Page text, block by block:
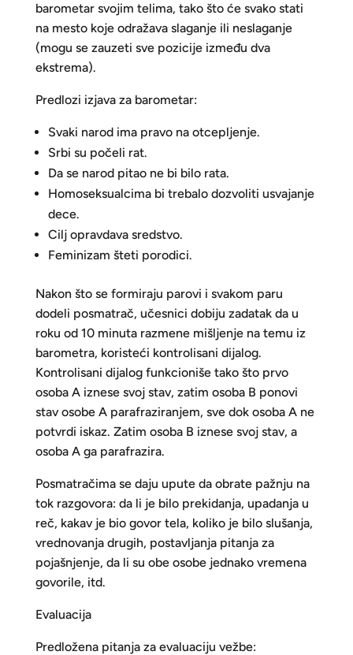
barometar svojim telima, tako što će svako stati
na mesto koje odražava slaganje ili neslaganje
(mogu se zauzeti sve pozicije između dva
ekstrema).
Predlozi izjava za barometar:
Svaki narod ima pravo na otcepljenje.
Srbi su počeli rat.
Da se narod pitao ne bi bilo rata.
Homoseksualcima bi trebalo dozvoliti usvajanje
dece.
Cilj opravdava sredstvo.
Feminizam šteti porodici.
Nakon što se formiraju parovi i svakom paru
dodeli posmatrač, učesnici dobiju zadatak da u
roku od 10 minuta razmene mišljenje na temu iz
barometra, koristeći kontrolisani dijalog.
Kontrolisani dijalog funkcioniše tako što prvo
osoba A iznese svoj stav, zatim osoba B ponovi
stav osobe A parafraziranjem, sve dok osoba A ne
potvrdi iskaz. Zatim osoba B iznese svoj stav, a
osoba A ga parafrazira.
Posmatračima se daju upute da obrate pažnju na
tok razgovora: da li je bilo prekidanja, upadanja u
reč, kakav je bio govor tela, koliko je bilo slušanja,
vrednovanja drugih, postavljanja pitanja za
pojašnjenje, da li su obe osobe jednako vremena
govorile, itd.
Evaluacija
Predložena pitanja za evaluaciju vežbe: